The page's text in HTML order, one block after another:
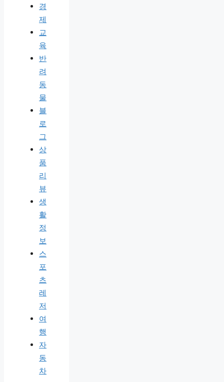
경
제
교
육
반
려
동
물
블
로
그
상
품
리
뷰
생
활
정
보
스
포
츠
레
저
여
행
자
동
차